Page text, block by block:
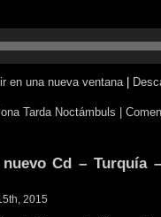
en una nueva ventana|
Tarda Noctámbuls
Cd – Turquía
2015